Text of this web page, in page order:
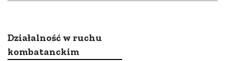
Działalność w ruchu
kombatanckim